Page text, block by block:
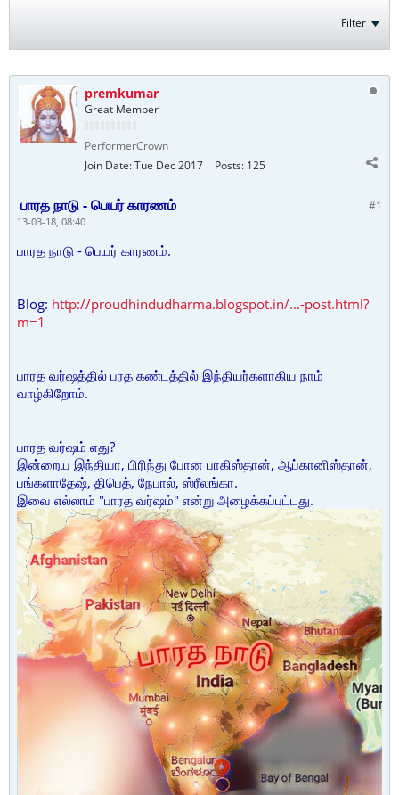
Filter
premkumar
Great Member
PerformerCrown
Join Date:Tue Dec 2017 Posts: 125
#1
பாரத நாடு - பெயர் காரணம்
13-03-18, 08:40
பாரத நாடு - பெயர் காரணம்.
Blog: http://proudhindudharma.blogspot.in/...-post.html?
m=1
பாரத வர்ஷத்தில் பரத கண்டத்தில் இந்தியர்களாகிய நாம்
வாழ்கிறோம்.
பாரத வர்ஷம் எது?
இன்றைய இந்தியா, பிரிந்து போன பாகிஸ்தான், ஆப்கானிஸ்தான்,
பங்களாதேஷ், திபெத், நேபால், ஸ்ரீலங்கா.
இவை எல்லாம் "பாரத வர்ஷம்" என்று அழைக்கப்பட்டது.